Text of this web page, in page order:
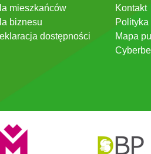
mieszkańców
biznesu
dostępności
Kontakt
Mapa